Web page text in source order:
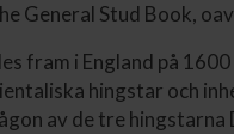
General Stud Book,
fram i England på
hingstar och
av de tre